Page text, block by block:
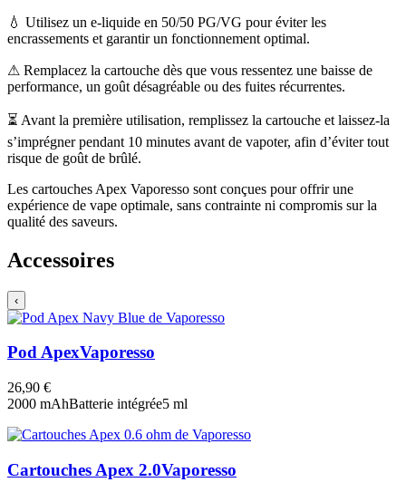
💧 Utilisez un e-liquide en 50/50 PG/VG pour éviter les
encrassements et garantir un fonctionnement optimal.
⚠ Remplacez la cartouche dès que vous ressentez une baisse de
performance, un goût désagréable ou des fuites récurrentes.
⏳ Avant la première utilisation, remplissez la cartouche et laissez-la
s’imprégner pendant 10 minutes avant de vapoter, afin d’éviter tout
risque de goût de brûlé.
Les cartouches Apex Vaporesso sont conçues pour offrir une
expérience de vape optimale, sans contrainte ni compromis sur la
qualité des saveurs.
Accessoires
‹
Pod ApexVaporesso
26,90 €
2000 mAhBatterie intégrée5 ml
Cartouches Apex 2.0Vaporesso